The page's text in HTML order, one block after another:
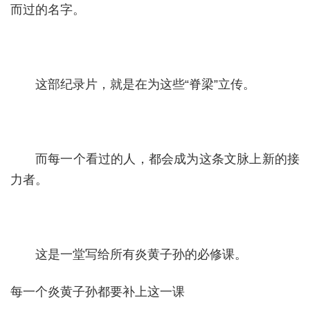
而过的名字。
这部纪录片，就是在为这些“脊梁”立传。
而每一个看过的人，都会成为这条文脉上新的接
力者。
这是一堂写给所有炎黄子孙的必修课。
每一个炎黄子孙都要补上这一课